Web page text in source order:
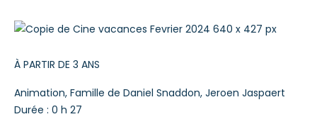
À PARTIR DE 3 ANS
Animation, Famille de Daniel Snaddon, Jeroen Jaspaert
Durée : 0 h 27